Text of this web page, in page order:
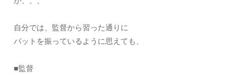
自分では、監督から習った通りに
バットを振っているように思えても、
■監督